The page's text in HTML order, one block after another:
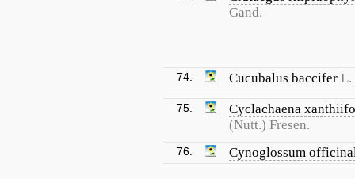
Gand.
74. Cucubalus baccifer L.
75.
Cyclachaena
(Nutt.) Fresen.
76. Cynoglossum